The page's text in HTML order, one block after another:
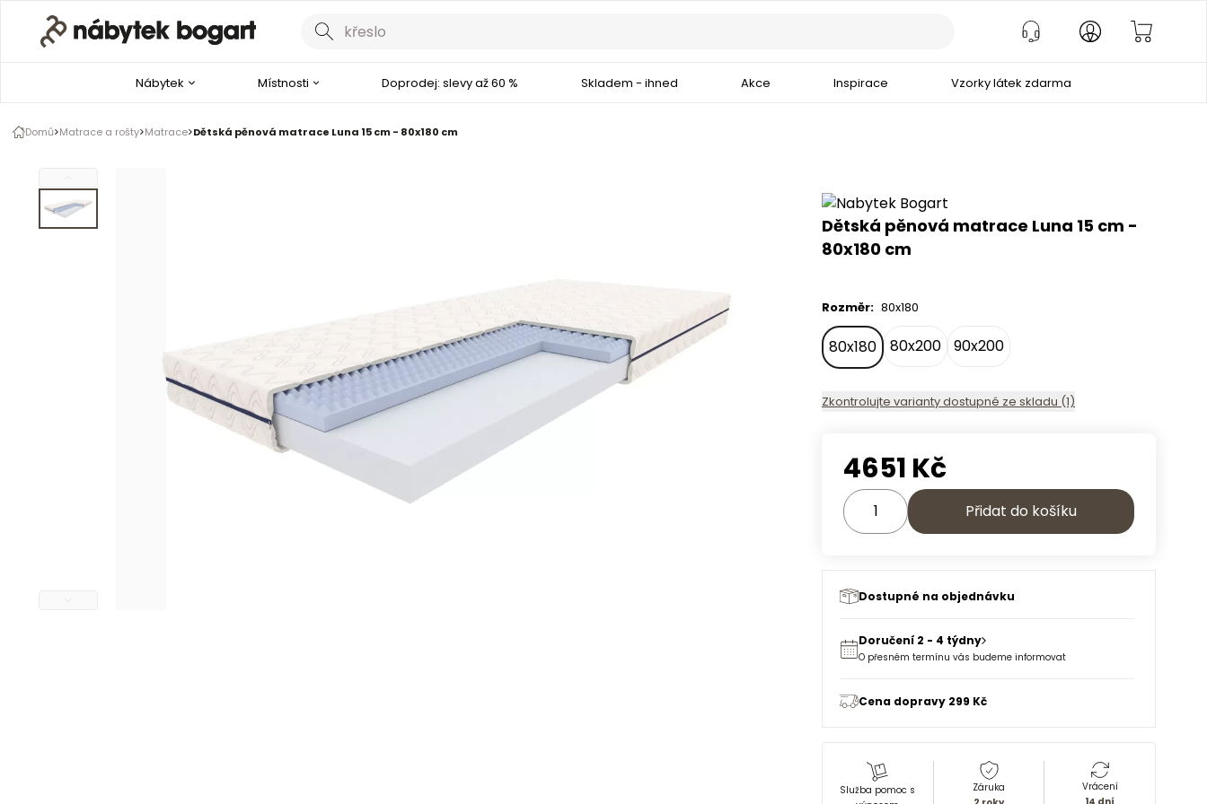
Nábytek Místnosti Doprodej: slevy až 60 % Skladem - ihned Akce Inspirace Vzorky látek zdarma
Domů Matrace a rošty Matrace Dětská pěnová matrace Luna 15 cm - 80x180 cm
Dětská pěnová matrace Luna 15 cm -
80x180 cm
Rozměr: 80x180
80x180 80x200 90x200
Zkontrolujte varianty dostupné ze skladu (1)
4651 Kč
Přidat do košíku
Dostupné na objednávku
Doručení 2 - 4 týdny
O přesném termínu vás budeme informovat
Cena dopravy 299 Kč
Služba pomoc s
Záruka
Vrácení
1 z 1 Galerie produktu